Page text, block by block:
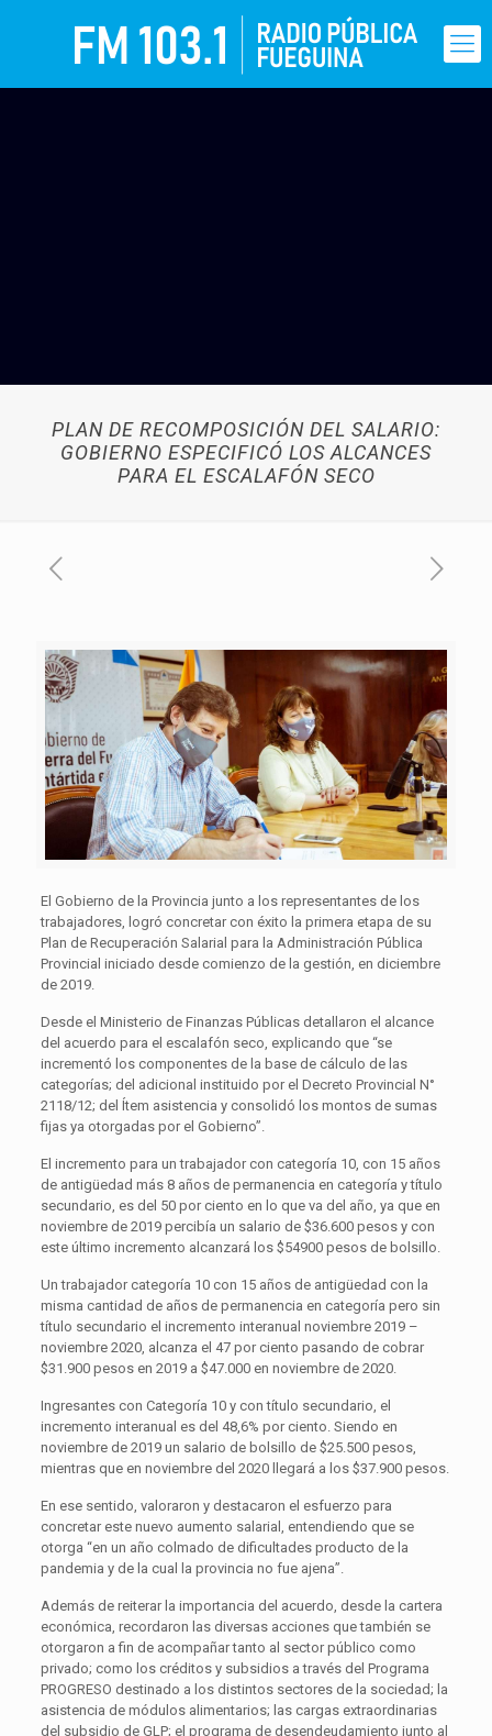
PLAN DE RECOMPOSICIÓN DEL SALARIO:
GOBIERNO ESPECIFICÓ LOS ALCANCES
PARA EL ESCALAFÓN SECO
El Gobierno de la Provincia junto a los representantes de los
trabajadores, logró concretar con éxito la primera etapa de su
Plan de Recuperación Salarial para la Administración Pública
Provincial iniciado desde comienzo de la gestión, en diciembre
de 2019.
Desde el Ministerio de Finanzas Públicas detallaron el alcance
del acuerdo para el escalafón seco, explicando que “se
incrementó los componentes de la base de cálculo de las
categorías; del adicional instituido por el Decreto Provincial N°
2118/12; del Ítem asistencia y consolidó los montos de sumas
fijas ya otorgadas por el Gobierno”.
El incremento para un trabajador con categoría 10, con 15 años
de antigüedad más 8 años de permanencia en categoría y título
secundario, es del 50 por ciento en lo que va del año, ya que en
noviembre de 2019 percibía un salario de $36.600 pesos y con
este último incremento alcanzará los $54900 pesos de bolsillo.
Un trabajador categoría 10 con 15 años de antigüedad con la
misma cantidad de años de permanencia en categoría pero sin
título secundario el incremento interanual noviembre 2019 –
noviembre 2020, alcanza el 47 por ciento pasando de cobrar
$31.900 pesos en 2019 a $47.000 en noviembre de 2020.
Ingresantes con Categoría 10 y con título secundario, el
incremento interanual es del 48,6% por ciento. Siendo en
noviembre de 2019 un salario de bolsillo de $25.500 pesos,
mientras que en noviembre del 2020 llegará a los $37.900 pesos.
En ese sentido, valoraron y destacaron el esfuerzo para
concretar este nuevo aumento salarial, entendiendo que se
otorga “en un año colmado de dificultades producto de la
pandemia y de la cual la provincia no fue ajena”.
Además de reiterar la importancia del acuerdo, desde la cartera
económica, recordaron las diversas acciones que también se
otorgaron a fin de acompañar tanto al sector público como
privado; como los créditos y subsidios a través del Programa
PROGRESO destinado a los distintos sectores de la sociedad; la
asistencia de módulos alimentarios; las cargas extraordinarias
del subsidio de GLP; el programa de desendeudamiento junto al